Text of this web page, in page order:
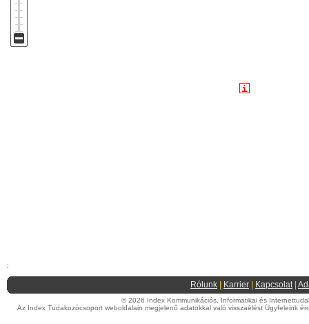
:
Rólunk Karrier Kapcsolat|
© 2026 Index Kommunikációs, Informatikai és
Az Index Tudakozócsoport weboldalain megjelenő adatokkal való visszaélést Ügyfeleink